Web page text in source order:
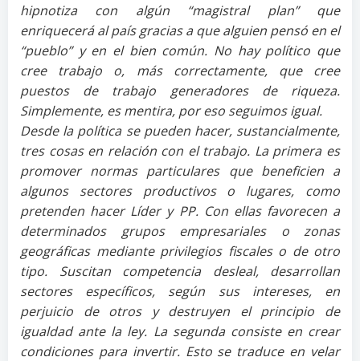
hipnotiza con algún “magistral plan” que
enriquecerá al país gracias a que alguien pensó en el
“pueblo” y en el bien común. No hay político que
cree trabajo o, más correctamente, que cree
puestos de trabajo generadores de riqueza.
Simplemente, es mentira, por eso seguimos igual.
Desde la política se pueden hacer, sustancialmente,
tres cosas en relación con el trabajo. La primera es
promover normas particulares que beneficien a
algunos sectores productivos o lugares, como
pretenden hacer Líder y PP. Con ellas favorecen a
determinados grupos empresariales o zonas
geográficas mediante privilegios fiscales o de otro
tipo. Suscitan competencia desleal, desarrollan
sectores específicos, según sus intereses, en
perjuicio de otros y destruyen el principio de
igualdad ante la ley. La segunda consiste en crear
condiciones para invertir. Esto se traduce en velar